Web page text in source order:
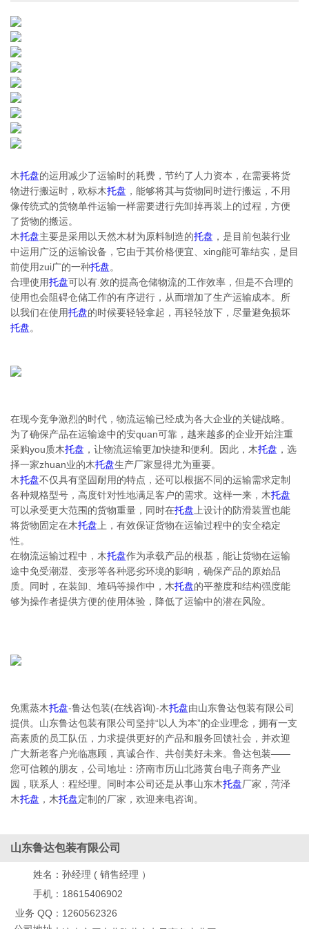
木托盘的运用减少了运输时的耗费，节约了人力资本，在需要将货
物进行搬运时，欧标木托盘 ，能够将其与货物同时进行搬运，不用
像传统式的货物单件运输一样需要进行先卸掉再装上的过程，方便
了货物的搬运。
木托盘主要是采用以天然木材为原料制造的托盘 ，是目前包装行业
中运用广泛的运输设备，它由于其价格便宜、xing能可靠结实，是目
前使用zui广的一种托盘。
合理使用托盘可以有.效的提高仓储物流的工作效率，但是不合理的
使用也会阻碍仓储工作的有序进行，从而增加了生产运输成本。所
以我们在使用托盘的时候要轻轻拿起，再轻轻放下，尽量避免损坏
托盘。
在现今竞争激烈的时代，物流运输已经成为各大企业的关键战略。
为了确保产品在运输途中的安quan可靠，越来越多的企业开始注重
采购you质木托盘 ，让物流运输更加快捷和便利。因此，木托盘 ，选
择一家zhuan业的木托盘生产厂家显得尤为重要。
木托盘不仅具有坚固耐用的特点，还可以根据不同的运输需求定制
各种规格型号，高度针对性地满足客户的需求。这样一来，木托盘
可以承受更大范围的货物重量，同时在托盘 上设计的防滑装置也能
将货物固定在木托盘 上，有效保证货物在运输过程中的安全稳定
性。
在物流运输过程中，木托盘作为承载产品的根基，能让货物在运输
途中免受潮湿、变形等各种恶劣环境的影响，确保产品的原始品
质。同时，在装卸、堆码等操作中，木托盘的平整度和结构强度能
够为操作者提供方便的使用体验，降低了运输中的潜在风险。
免熏蒸木托盘-鲁达包装(在线咨询)-木托盘由山东鲁达包装有限公司
提供。山东鲁达包装有限公司坚持“以人为本”的企业理念，拥有一支
高素质的员工队伍，力求提供更好的产品和服务回馈社会，并欢迎
广大新老客户光临惠顾，真诚合作、共创美好未来。鲁达包装——
您可信赖的朋友，公司地址：济南市历山北路黄台电子商务产业
园，联系人：程经理。同时本公司还是从事山东木托盘厂家，菏泽
木托盘 ，木托盘定制的厂家，欢迎来电咨询。
山东鲁达包装有限公司
姓名： 孙经理 ( 销售经理 ）
手机： 18615406902
业务 QQ： 1260562326